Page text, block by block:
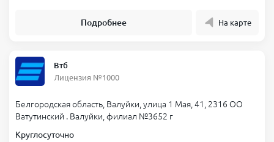
Подробнее На карте
Втб
Лицензия №1000
Белгородская область, Валуйки, улица 1 Мая, 41, 2316 ОО
Ватутинский . Валуйки, филиал №3652 г
Круглосуточно